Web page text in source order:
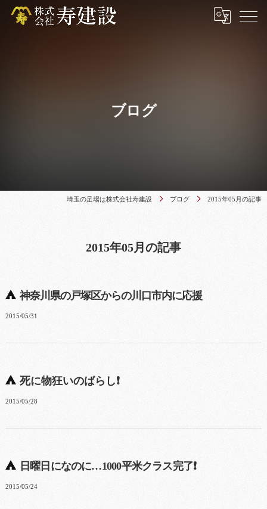
ブログ
埼玉の足場は株式会社寿建設 ブログ 2015年05月の記事
2015年05月の記事
神奈川県の戸塚区からの川口市内に応援
2015/05/31
死に物狂いのばらし❗
2015/05/28
日曜日になのに…1000平米クラス完了❗
2015/05/24